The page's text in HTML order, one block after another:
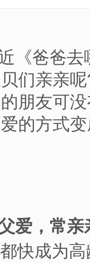
《爸爸去
们亲亲
朋友可
的方式
爱，常
快成为